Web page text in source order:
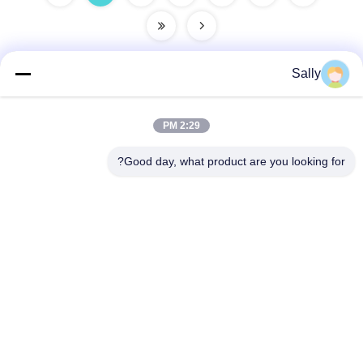
عنوان
Sally
2:29 PM
Good day, what product are you looking for?